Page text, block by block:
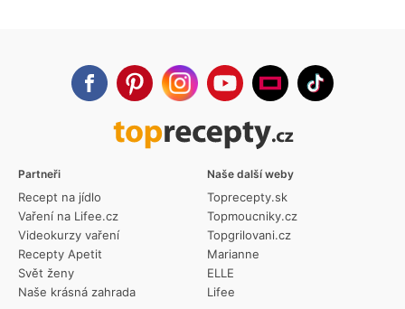
Partneři
Recept na jídlo
Vaření na Lifee.cz
Videokurzy vaření
Recepty Apetit
Svět ženy
Naše krásná zahrada
Naše další weby
Toprecepty.sk
Topmoucniky.cz
Topgrilovani.cz
Marianne
ELLE
Lifee